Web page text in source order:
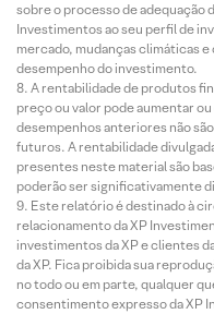
sobre o processo de adequação
Investimentos ao seu perfil de
mercado, mudanças climáticas
desempenho do investimento.
A rentabilidade de produtos
preço ou valor pode aumentar
desempenhos anteriores não
futuros. A rentabilidade
presentes neste material são
poderão ser significativamente
Este relatório é destinado à
relacionamento da XP
investimentos da XP e clientes
da XP. Fica proibida sua
no todo ou em parte, qualquer
consentimento expresso da XP